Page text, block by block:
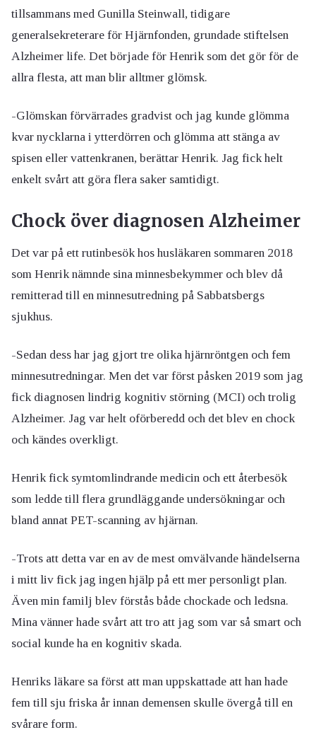
tillsammans med Gunilla Steinwall, tidigare
generalsekreterare för Hjärnfonden, grundade stiftelsen
Alzheimer life. Det började för Henrik som det gör för de
allra flesta, att man blir alltmer glömsk.
-Glömskan förvärrades gradvist och jag kunde glömma
kvar nycklarna i ytterdörren och glömma att stänga av
spisen eller vattenkranen, berättar Henrik. Jag fick helt
enkelt svårt att göra flera saker samtidigt.
Chock över diagnosen Alzheimer
Det var på ett rutinbesök hos husläkaren sommaren 2018
som Henrik nämnde sina minnesbekymmer och blev då
remitterad till en minnesutredning på Sabbatsbergs
sjukhus.
-Sedan dess har jag gjort tre olika hjärnröntgen och fem
minnesutredningar. Men det var först påsken 2019 som jag
fick diagnosen lindrig kognitiv störning (MCI) och trolig
Alzheimer. Jag var helt oförberedd och det blev en chock
och kändes overkligt.
Henrik fick symtomlindrande medicin och ett återbesök
som ledde till flera grundläggande undersökningar och
bland annat PET-scanning av hjärnan.
-Trots att detta var en av de mest omvälvande händelserna
i mitt liv fick jag ingen hjälp på ett mer personligt plan.
Även min familj blev förstås både chockade och ledsna.
Mina vänner hade svårt att tro att jag som var så smart och
social kunde ha en kognitiv skada.
Henriks läkare sa först att man uppskattade att han hade
fem till sju friska år innan demensen skulle övergå till en
svårare form.